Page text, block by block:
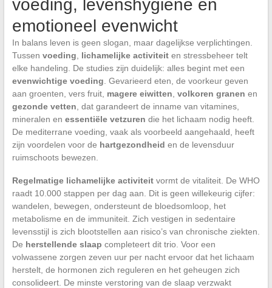
voeding, levenshygiëne en
emotioneel evenwicht
In balans leven is geen slogan, maar dagelijkse verplichtingen.
Tussen voeding lichamelijke activiteiten stressbeheer telt
elke handeling. De studies zijn duidelijk: alles begint met een
evenwichtige voeding . Gevarieerd eten, de voorkeur geven
aan groenten, vers fruit, magere eiwitten volkoren granen en
gezonde vetten , dat garandeert de inname van vitamines,
mineralen en essentiële vetzuren die het lichaam nodig heeft.
De mediterrane voeding, vaak als voorbeeld aangehaald, heeft
zijn voordelen voor de hartgezondheid en de levensduur
ruimschoots bewezen.
Regelmatige lichamelijke activiteitvormt de vitaliteit. De WHO
raadt 10.000 stappen per dag aan. Dit is geen willekeurig cijfer:
wandelen, bewegen, ondersteunt de bloedsomloop, het
metabolisme en de immuniteit. Zich vestigen in sedentaire
levensstijl is zich blootstellen aan risico’s van chronische ziekten.
De herstellende slaap completeert dit trio. Voor een
volwassene zorgen zeven uur per nacht ervoor dat het lichaam
herstelt, de hormonen zich reguleren en het geheugen zich
consolideert. De minste verstoring van de slaap verzwakt